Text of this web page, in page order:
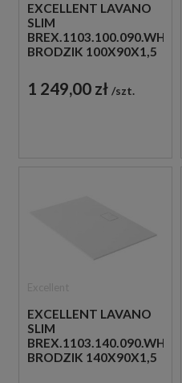
EXCELLENT LAVANO
SLIM
BREX.1103.100.090.WHN
BRODZIK 100X90X1,5
1 249,00 zł szt.
EXCELLENT LAVANO
SLIM
BREX.1103.140.090.WHN
BRODZIK 140X90X1,5